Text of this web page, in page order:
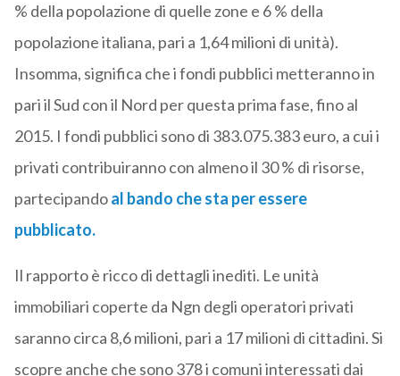
% della popolazione di quelle zone e 6 % della
popolazione italiana, pari a 1,64 milioni di unità).
Insomma, significa che i fondi pubblici metteranno in
pari il Sud con il Nord per questa prima fase, fino al
2015. I fondi pubblici sono di 383.075.383 euro, a cui i
privati contribuiranno con almeno il 30 % di risorse,
partecipandoal bando che sta per essere
pubblicato.
Il rapporto è ricco di dettagli inediti. Le unità
immobiliari coperte da Ngn degli operatori privati
saranno circa 8,6 milioni, pari a 17 milioni di cittadini. Si
scopre anche che sono 378 i comuni interessati dai